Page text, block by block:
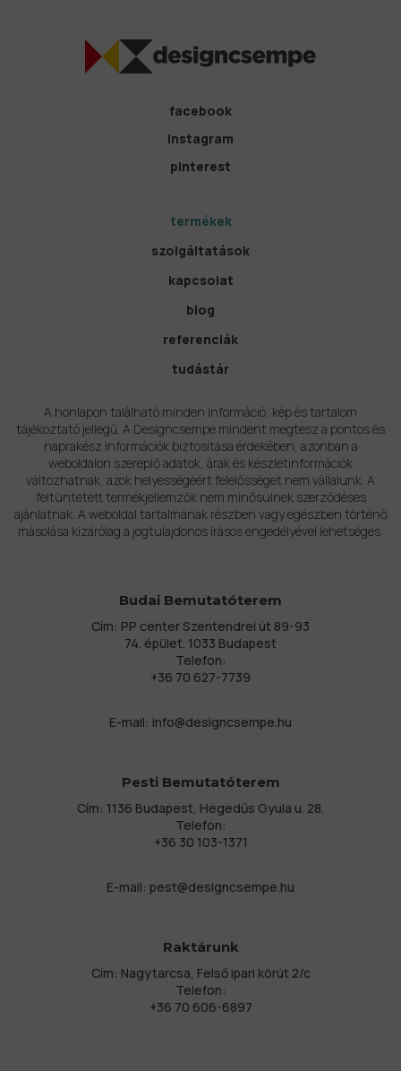
facebook
instagram
pinterest
termékek
szolgáltatások
kapcsolat
blog
referenciák
tudástár
A honlapon található minden információ, kép és tartalom
tájékoztató jellegű. A Designcsempe mindent megtesz a pontos és
naprakész információk biztosítása érdekében, azonban a
weboldalon szereplő adatok, árak és készletinformációk
változhatnak, azok helyességéért felelősséget nem vállalunk. A
feltüntetett termékjellemzők nem minősülnek szerződéses
ajánlatnak. A weboldal tartalmának részben vagy egészben történő
másolása kizárólag a jogtulajdonos írásos engedélyével lehetséges.
Budai Bemutatóterem
Cím: PP center Szentendrei út 89-93
74. épület. 1033 Budapest
Telefon:
+36 70 627-7739
E-mail: info@designcsempe.hu
Pesti Bemutatóterem
Cím: 1136 Budapest, Hegedűs Gyula u. 28.
Telefon:
+36 30 103-1371
E-mail: pest@designcsempe.hu
Raktárunk
Cím: Nagytarcsa, Felső ipari körút 2/c
Telefon:
+36 70 606-6897